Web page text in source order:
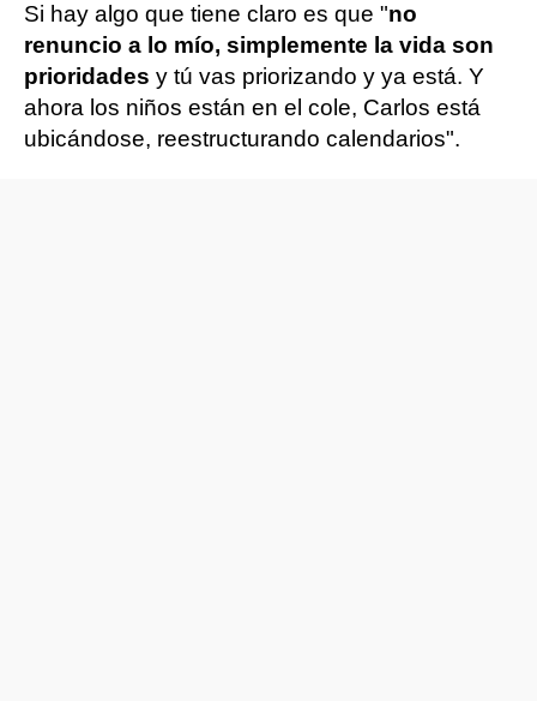
Si hay algo que tiene claro es que "no
renuncio a lo mío, simplemente la vida son
prioridades y tú vas priorizando y ya está. Y
ahora los niños están en el cole, Carlos está
ubicándose, reestructurando calendarios".